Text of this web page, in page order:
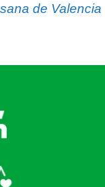
de Valencia